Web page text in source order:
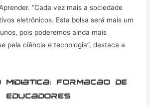
“Cada vez mais a sociedade
eletrônicos. Esta bolsa será mais um
pois poderemos ainda mais
pela ciência e tecnologia”, destaca a
midiatica: formacao de
educadores